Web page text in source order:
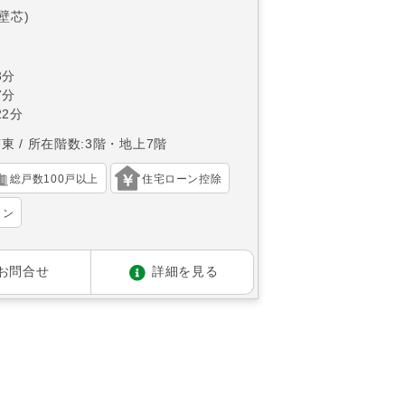
芯)
分
所在階数:3階・地上7階
総戸数100戸以上 住宅ローン控除
問合せ 詳細を見る